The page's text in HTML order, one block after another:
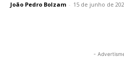
João Pedro Bolzam - 15 de junho de
-